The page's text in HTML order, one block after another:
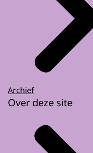
Archief
Over deze site